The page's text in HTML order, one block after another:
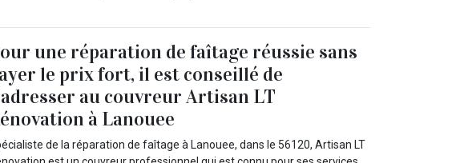
une réparation de faîtage réussie sans
le prix fort, il est conseillé de
au couvreur Artisan LT
à Lanouee
de la réparation de faîtage à Lanouee, dans le 56120, Artisan LT